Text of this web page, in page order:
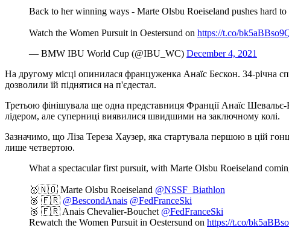
Back to her winning ways - Marte Olsbu Roeiseland pushes hard
Watch the Women Pursuit in Oestersund on https://t.co/
— BMW IBU World Cup (@IBU_WC) December 4, 2021
На другому місці опинилася француженка Анаїс Бескон. 34-річна
дозволили їй піднятися на п'єдестал.
Третьою фінішувала ще одна представниця Франції Анаїс
лідером, але суперниці виявилися швидшими на заключному колі.
Зазначимо, що Ліза Тереза ​​Хаузер, яка стартувала першою в цій
лише четвертою.
What a spectacular first pursuit, with Marte Olsbu Roeiseland
🥇🇳🇴 Marte Olsbu Roeiseland @NSSF_Biathlon
🥈 🇫🇷 @BescondAnais @FedFranceSki
🥉 🇫🇷 Anais Chevalier-Bouchet @FedFranceSki
Rewatch the Women Pursuit in Oestersund on https://t.co/